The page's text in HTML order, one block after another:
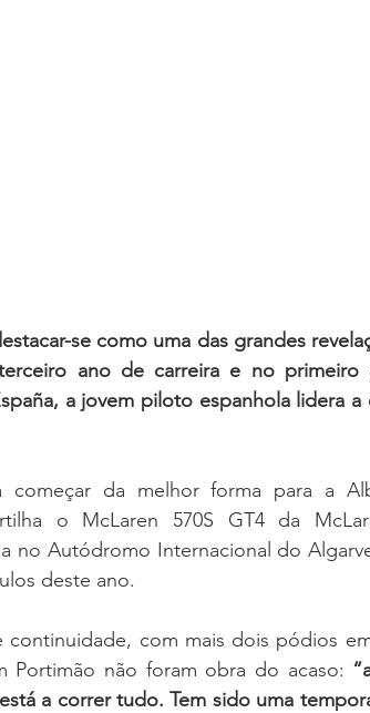
se como uma das grandes
ano de carreira e no
a jovem piloto espanhola lidera
da melhor forma para a
o McLaren 570S GT4 da
no Autódromo Internacional do
deste ano.
com mais dois pódios
Portimão não foram obra do acaso:
a correr tudo. Tem sido uma